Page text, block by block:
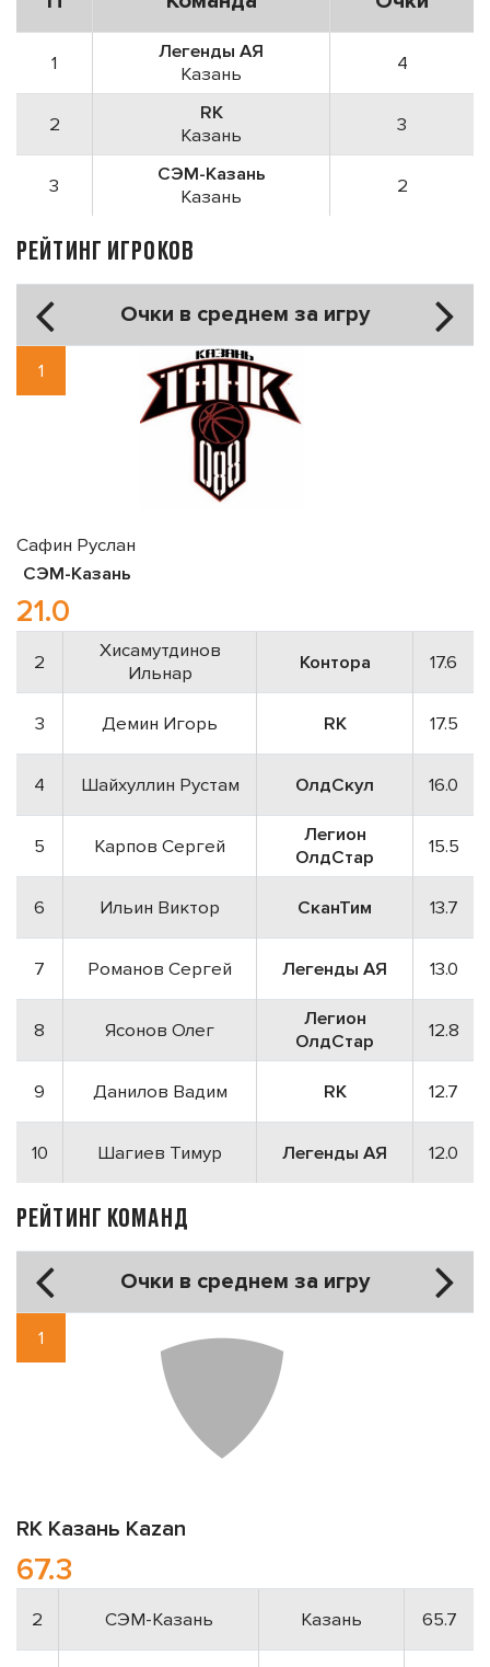
1
Легенды АЯ
Казань
4
2
RK
Казань
3
3
СЭМ-Казань
Казань
2
РЕЙТИНГ ИГРОКОВ
Очки в среднем за игру
1
Сафин Руслан
СЭМ-Казань
21.0
2
Хисамутдинов
Ильнар
Контора 17.6
3 Демин Игорь RK 17.5
4 Шайхуллин Рустам ОлдСкул 16.0
5 Карпов Сергей
Легион
ОлдСтар
15.5
6 Ильин Виктор СканТим 13.7
7 Романов Сергей Легенды АЯ 13.0
8 Ясонов Олег
Легион
ОлдСтар
12.8
9 Данилов Вадим RK 12.7
10 Шагиев Тимур Легенды АЯ 12.0
РЕЙТИНГ КОМАНД
Очки в среднем за игру
1
RK Казань Kazan
67.3
2 СЭМ-Казань Казань 65.7